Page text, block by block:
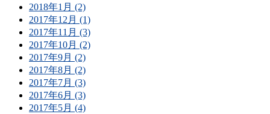
2018年1月 (2)
2017年12月 (1)
2017年11月 (3)
2017年10月 (2)
2017年9月 (2)
2017年8月 (2)
2017年7月 (3)
2017年6月 (3)
2017年5月 (4)